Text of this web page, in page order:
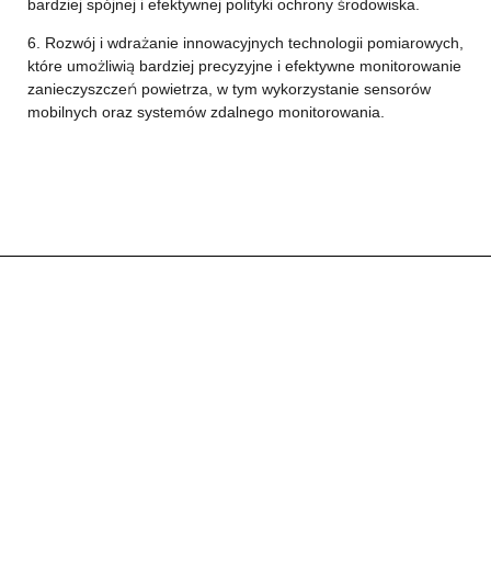
bardziej spójnej i efektywnej polityki ochrony środowiska.
6. Rozwój i wdrażanie innowacyjnych technologii pomiarowych,
które umożliwią bardziej precyzyjne i efektywne monitorowanie
zanieczyszczeń powietrza, w tym wykorzystanie sensorów
mobilnych oraz systemów zdalnego monitorowania.